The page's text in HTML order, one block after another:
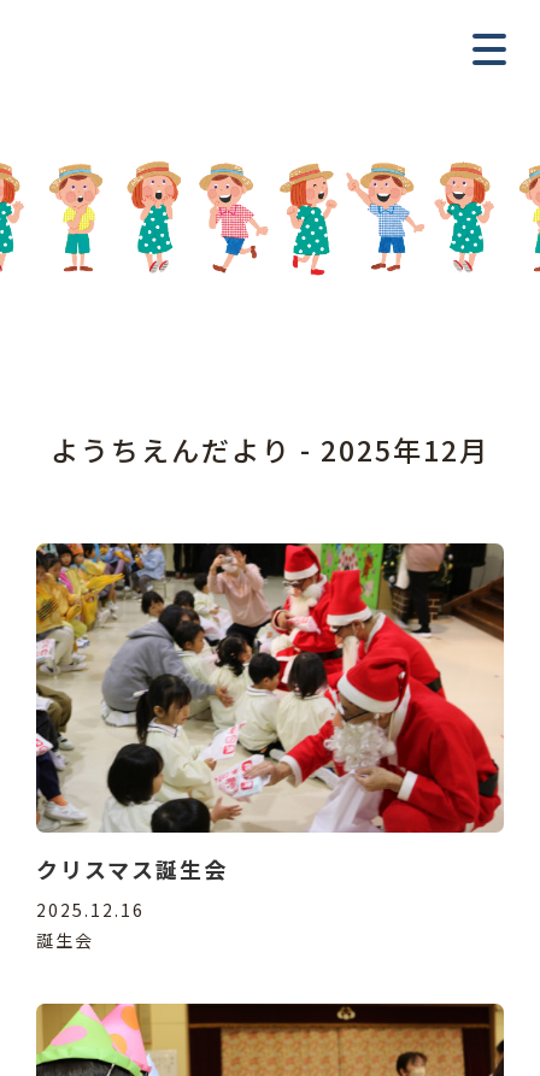
ようちえんだより - 2025年12月
クリスマス誕生会
2025.12.16
誕生会